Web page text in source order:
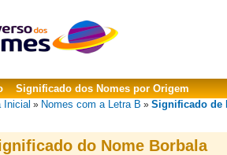
Significado dos Nomes por Origem
Inicial » Nomes com a Letra B » Significado de
do Nome Borbala